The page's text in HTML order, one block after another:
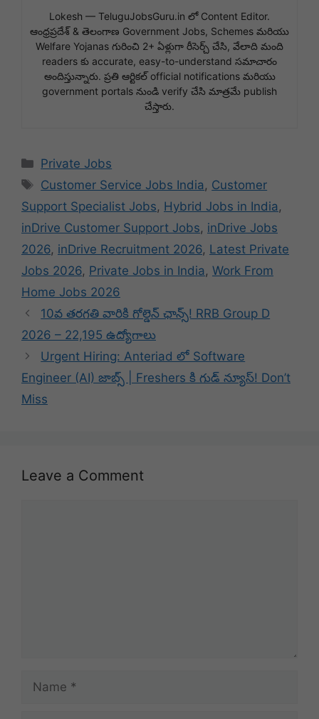
Lokesh — TeluguJobsGuru.in లో Content Editor.
ఆంధ్రప్రదేశ్ & తెలంగాణ Government Jobs, Schemes మరియు
Welfare Yojanas గురించి 2+ ఏళ్లుగా రీసెర్చ్ చేసి, వేలాది మంది
readers కు accurate, easy-to-understand సమాచారం
అందిస్తున్నారు. ప్రతి ఆర్టికల్ official notifications మరియు
government portals నుండి verify చేసి మాత్రమే publish
చేస్తారు.
Categories
Private Jobs
Tags
Customer Service Jobs India, Customer
Support Specialist Jobs, Hybrid Jobs in India,
inDrive Customer Support Jobs, inDrive Jobs
2026, inDrive Recruitment 2026, Latest Private
Jobs 2026, Private Jobs in India, Work From
Home Jobs 2026
10వ తరగతి వారికి గోల్డెన్ ఛాన్స్! RRB Group D
2026 – 22,195 ఉద్యోగాలు
Urgent Hiring: Anteriad లో Software
Engineer (AI) జాబ్స్ | Freshers కి గుడ్ న్యూస్! Don’t
Miss
Leave a Comment